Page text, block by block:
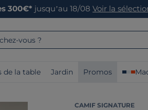
300€* jusqu’au 18/08 Voir la
vous ?
de la table Jardin Promos
CAMIF SIGNATURE